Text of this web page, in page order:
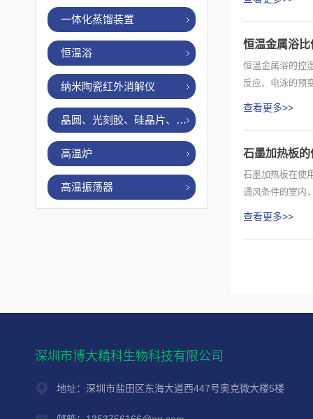
一体化蒸馏装置
恒温浴
纳米陶瓷红外消解仪
晶圆、光刻胶、硅晶片、烤胶机
高温炉
高温振荡器
恒温金属浴
恒温金属浴的控
反应、电泳的预
查看更多>>
石墨加热板
石墨加热板在使
通风条件的室内
查看更多>>
深圳市博大精科生物科技有限公司
地址：深圳市盐田区东海大道西447号奥克微大楼5楼